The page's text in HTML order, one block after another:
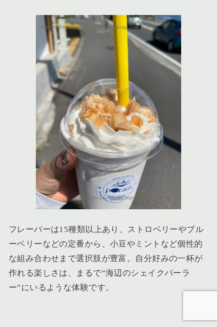
フレーバーは15種類以上あり、ストロベリーやブル
ーベリーなどの定番から、小豆やミントなど個性的
な組み合わせまで選択肢が豊富。自分好みの一杯が
作れる楽しさは、まるで“海辺のシェイクパーラ
ー”にいるような体験です。